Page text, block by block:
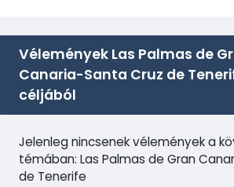
Vélemények Las Palmas de
Canaria-Santa Cruz de
céljából
Jelenleg nincsenek vélemények a
témában: Las Palmas de Gran
de Tenerife